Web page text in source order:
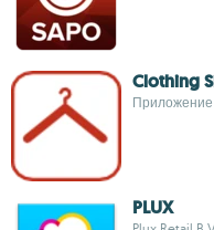
Clothing
Приложение
PLUX